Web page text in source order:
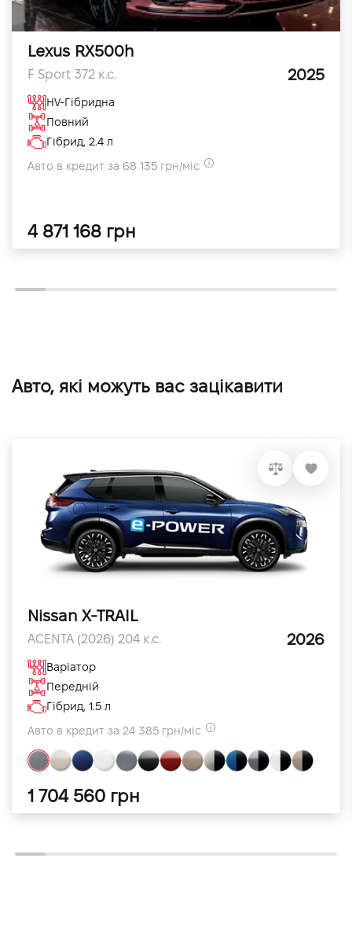
Lexus RX500h
F Sport 372 к.с. 2025
HV-Гібридна
Повний
Гібрид, 2.4 л
Авто в кредит за 68 135 грн/міс
4 871 168 грн
Авто, які можуть вас зацікавити
Nissan X-TRAIL
ACENTA (2026) 204 к.с. 2026
Варіатор
Передній
Гібрид, 1.5 л
Авто в кредит за 24 385 грн/міс
1 704 560 грн